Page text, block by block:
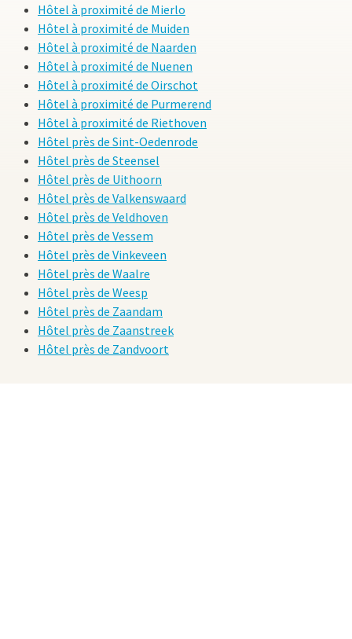
Hôtel à proximité de Mierlo
Hôtel à proximité de Muiden
Hôtel à proximité de Naarden
Hôtel à proximité de Nuenen
Hôtel à proximité de Oirschot
Hôtel à proximité de Purmerend
Hôtel à proximité de Riethoven
Hôtel près de Sint-Oedenrode
Hôtel près de Steensel
Hôtel près de Uithoorn
Hôtel près de Valkenswaard
Hôtel près de Veldhoven
Hôtel près de Vessem
Hôtel près de Vinkeveen
Hôtel près de Waalre
Hôtel près de Weesp
Hôtel près de Zaandam
Hôtel près de Zaanstreek
Hôtel près de Zandvoort